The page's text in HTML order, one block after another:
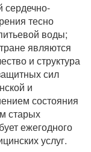
сердечно-
тесно
воды;
являются
и структура
сил
и
состояния
старых
ежегодного
услуг.